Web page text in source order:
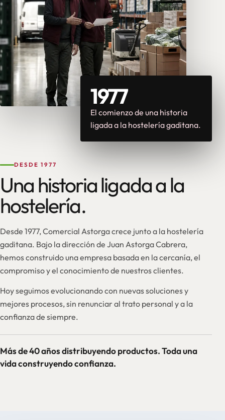
1977
El comienzo de una historia
ligada a la hostelería gaditana.
DESDE 1977
Una historia ligada a la
hostelería.
Desde 1977, Comercial Astorga crece junto a la hostelería
gaditana. Bajo la dirección de Juan Astorga Cabrera,
hemos construido una empresa basada en la cercanía, el
compromiso y el conocimiento de nuestros clientes.
Hoy seguimos evolucionando con nuevas soluciones y
mejores procesos, sin renunciar al trato personal y a la
confianza de siempre.
Más de 40 años distribuyendo productos. Toda una
vida construyendo confianza.